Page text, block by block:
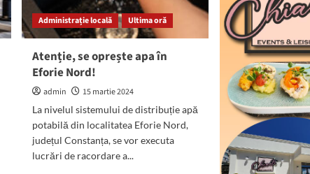
Administrație locală Ultima oră
Atenție, se oprește apa în
Eforie Nord!
admin
15 martie 2024
La nivelul sistemului de distribuție apă
potabilă din localitatea Eforie Nord,
județul Constanța, se vor executa
lucrări de racordare a...